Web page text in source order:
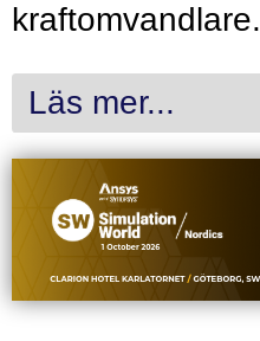
kraftomvandlare.
Läs mer...